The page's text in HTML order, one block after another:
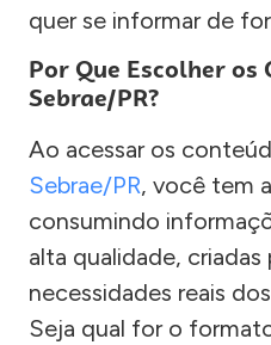
quer se informar de
Por Que Escolher os
Sebrae/PR?
Ao acessar os
Sebrae/PR, você tem
consumindo
alta qualidade, criadas
necessidades reais
Seja qual for o